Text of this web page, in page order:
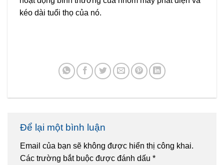
kéo dài tuổi thọ của nó.
Để lại một bình luận
Email của bạn sẽ không được hiển thị công khai.
Các trường bắt buộc được đánh dấu *